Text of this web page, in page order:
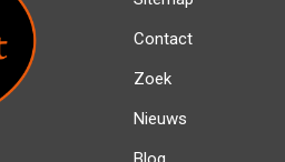
Contact
Zoek
Nieuws